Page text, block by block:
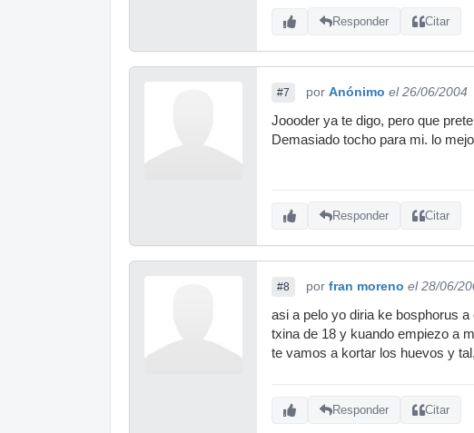
Responder Citar
#7 por Anónimo el 26/06/2004
Joooder ya te digo, pero que
Demasiado tocho para mi. lo
Responder Citar
#8 por fran moreno el 28/06/
asi a pelo yo diria ke bosphorus
txina de 18 y kuando empiezo a
te vamos a kortar los huevos y
Responder Citar